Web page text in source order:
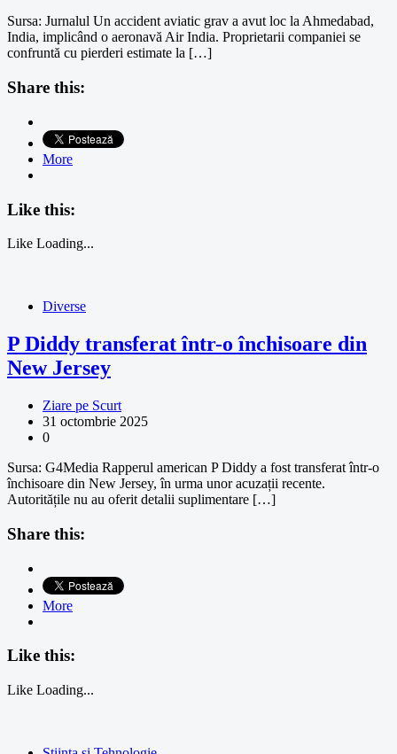
Sursa: Jurnalul Un accident aviatic grav a avut loc la Ahmedabad,
India, implicând o aeronavă Air India. Proprietarii companiei se
confruntă cu pierderi estimate la […]
Share this:
More
Like this:
Like Loading...
Diverse
P Diddy transferat într-o închisoare din
New Jersey
Ziare pe Scurt
31 octombrie 2025
0
Sursa: G4Media Rapperul american P Diddy a fost transferat într-o
închisoare din New Jersey, în urma unor acuzații recente.
Autoritățile nu au oferit detalii suplimentare […]
Share this:
More
Like this:
Like Loading...